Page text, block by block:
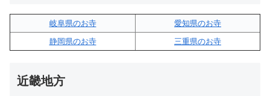
岐阜県のお寺
愛知県のお寺
静岡県のお寺
三重県のお寺
近畿地方